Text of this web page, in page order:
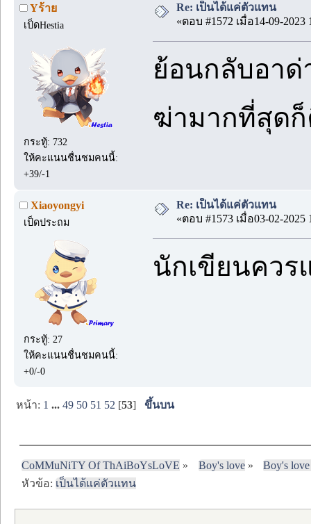
Yร้าย
เป็ดHestia
กระทู้: 732
ให้คะแนนชื่นชมคนนี้:
+39/-1
Re: เป็นได้แค่ตัวแทน
«ตอบ #1572 เมื่อ14-09-2023
ย้อนกลับอาด่
ฆ่ามากที่สุด
Xiaoyongyi
เป็ดประถม
กระทู้: 27
ให้คะแนนชื่นชมคนนี้:
+0/-0
Re: เป็นได้แค่ตัวแทน
«ตอบ #1573 เมื่อ03-02-2025
นักเขียนควร
หน้า: 1 ...49 50 51 52 [53]ขึ้นบน
CoMMuNiTY Of ThAiBoYsLoVE » Boy's love»
Boy's
หัวข้อ: เป็นได้แค่ตัวแทน